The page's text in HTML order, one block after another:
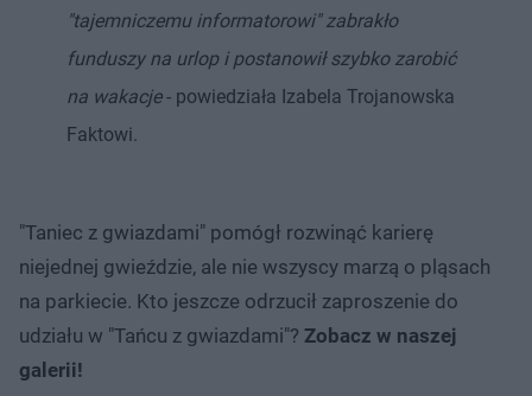
"tajemniczemu informatorowi" zabrakło
funduszy na urlop i postanowił szybko zarobić
na wakacje- powiedziała Izabela Trojanowska
Faktowi.
"Taniec z gwiazdami" pomógł rozwinąć karierę
niejednej gwieździe, ale nie wszyscy marzą o pląsach
na parkiecie. Kto jeszcze odrzucił zaproszenie do
udziału w "Tańcu z gwiazdami"? Zobacz w naszej
galerii!